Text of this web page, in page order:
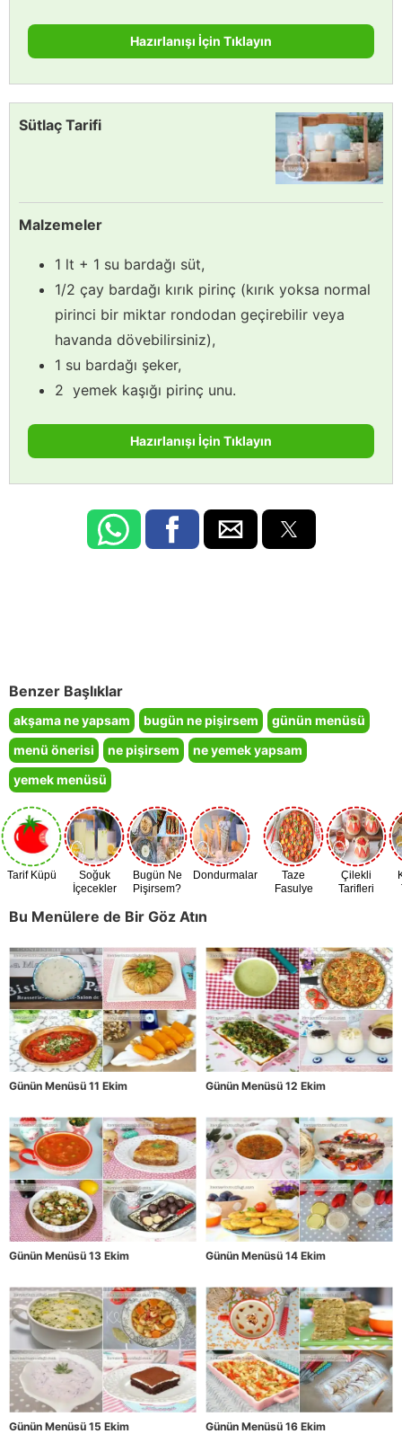
Hazırlanışı İçin Tıklayın
Sütlaç Tarifi
Malzemeler
1 lt + 1 su bardağı süt,
1/2 çay bardağı kırık pirinç (kırık yoksa normal
pirinci bir miktar rondodan geçirebilir veya
havanda dövebilirsiniz),
1 su bardağı şeker,
2 yemek kaşığı pirinç unu.
Hazırlanışı İçin Tıklayın
Benzer Başlıklar
akşama ne yapsam bugün ne pişirsem
günün menüsü
menü önerisi
ne pişirsem
ne yemek yapsam
yemek menüsü
Tarif Küpü
Soğuk
İçecekler
Bugün Ne
Pişirsem?
Dondurmalar
Taze
Fasulye
Çilekli
Tarifleri
Bu Menülere de Bir Göz Atın
Günün Menüsü 11 Ekim Günün Menüsü 12 Ekim
Günün Menüsü 13 Ekim Günün Menüsü 14 Ekim
Günün Menüsü 15 Ekim Günün Menüsü 16 Ekim